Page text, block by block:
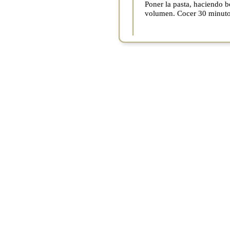
Poner la pasta, haciendo
volumen. Cocer 30